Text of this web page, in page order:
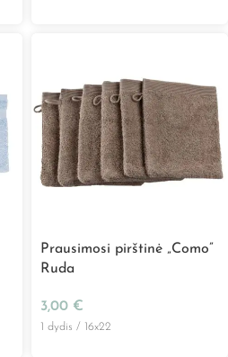
Prausimosi pirštinė „Como”
Ruda
3,00 €
1 dydis / 16x22